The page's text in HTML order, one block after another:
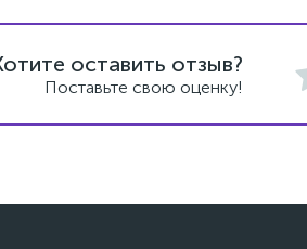
оставить отзыв?
Поставьте свою оценку!